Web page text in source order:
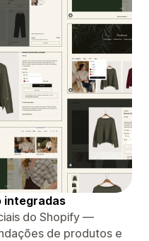
integradas
do Shopify —
de produtos e